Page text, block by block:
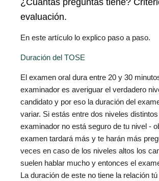
evaluación.
En este artículo lo explico paso a paso.
Duración del TOSE
El examen oral dura entre 20 y 30
examinador es averiguar el verdadero
candidato y por eso la duración del
variar. Si estás entre dos niveles
examinador no está seguro de tu nivel -
examen tardará más y te harán más
veces en caso de los niveles altos los
suelen hablar mucho y entonces el
La duración de este no tiene la relación